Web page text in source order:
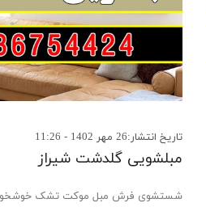
تاریخ انتشار:26 مهر 1402 - 11:26
مبلشویی گلدشت شیراز
شستشوی فرش مبل موکت تشک